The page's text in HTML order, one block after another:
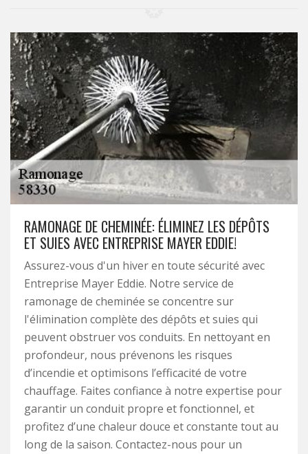
RAMONAGE DE CHEMINÉE: ÉLIMINEZ LES DÉPÔTS
ET SUIES AVEC ENTREPRISE MAYER EDDIE!
Assurez-vous d'un hiver en toute sécurité avec
Entreprise Mayer Eddie. Notre service de
ramonage de cheminée se concentre sur
l'élimination complète des dépôts et suies qui
peuvent obstruer vos conduits. En nettoyant en
profondeur, nous prévenons les risques
d’incendie et optimisons l’efficacité de votre
chauffage. Faites confiance à notre expertise pour
garantir un conduit propre et fonctionnel, et
profitez d’une chaleur douce et constante tout au
long de la saison. Contactez-nous pour un